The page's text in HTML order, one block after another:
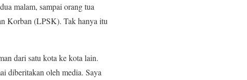
malam, sampai orang tua
Korban (LPSK). Tak hanya itu
dari satu kota ke kota lain.
diberitakan oleh media. Saya